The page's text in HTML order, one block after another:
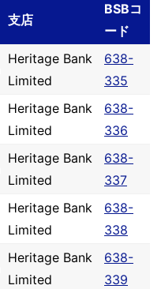
支店
BSBコ
ード
Heritage Bank
Limited
638-
335
Heritage Bank
Limited
638-
336
Heritage Bank
Limited
638-
337
Heritage Bank
Limited
638-
338
Heritage Bank
Limited
638-
339